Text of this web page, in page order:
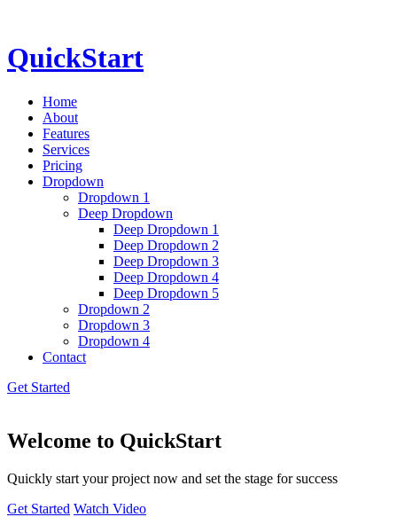
QuickStart
Home
About
Features
Services
Pricing
Dropdown
Dropdown 1
Deep Dropdown
Deep Dropdown 1
Deep Dropdown 2
Deep Dropdown 3
Deep Dropdown 4
Deep Dropdown 5
Dropdown 2
Dropdown 3
Dropdown 4
Contact
Get Started
Welcome to QuickStart
Quickly start your project now and set the stage for success
Get Started Watch Video